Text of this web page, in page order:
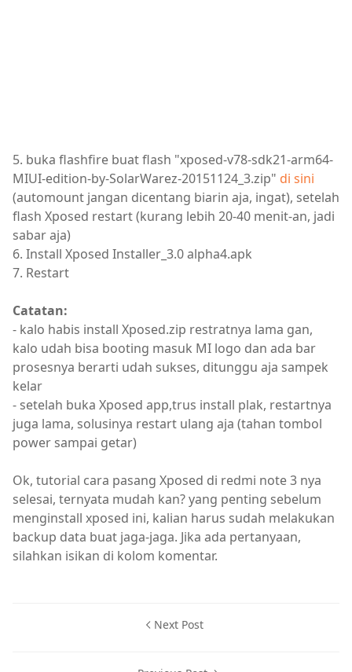
5. buka flashfire buat flash "xposed-v78-sdk21-arm64-
MIUI-edition-by-SolarWarez-20151124_3.zip" di sini
(automount jangan dicentang biarin aja, ingat), setelah
flash Xposed restart (kurang lebih 20-40 menit-an, jadi
sabar aja)
6. Install Xposed Installer_3.0 alpha4.apk
7. Restart
Catatan:
- kalo habis install Xposed.zip restratnya lama gan,
kalo udah bisa booting masuk MI logo dan ada bar
prosesnya berarti udah sukses, ditunggu aja sampek
kelar
- setelah buka Xposed app,trus install plak, restartnya
juga lama, solusinya restart ulang aja (tahan tombol
power sampai getar)
Ok, tutorial cara pasang Xposed di redmi note 3 nya
selesai, ternyata mudah kan? yang penting sebelum
menginstall xposed ini, kalian harus sudah melakukan
backup data buat jaga-jaga. Jika ada pertanyaan,
silahkan isikan di kolom komentar.
Next Post